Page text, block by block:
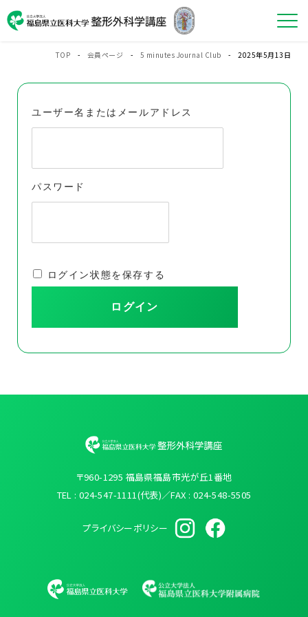
TOP - 会員ページ - 5 minutes Journal Club - 2025年5月13日
ユーザー名またはメールアドレス
パスワード
ログイン状態を保存する
〒960-1295 福島県福島市光が丘1番地
TEL : 024-547-1111(代表)／FAX : 024-548-5505
プライバシーポリシー